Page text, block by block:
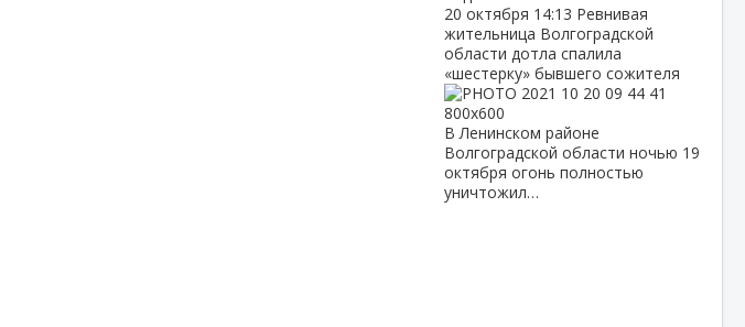
20 октября 14:13 Ревнивая
жительница Волгоградской
области дотла спалила
«шестерку» бывшего сожителя
В Ленинском районе
Волгоградской области ночью 19
октября огонь полностью
уничтожил…